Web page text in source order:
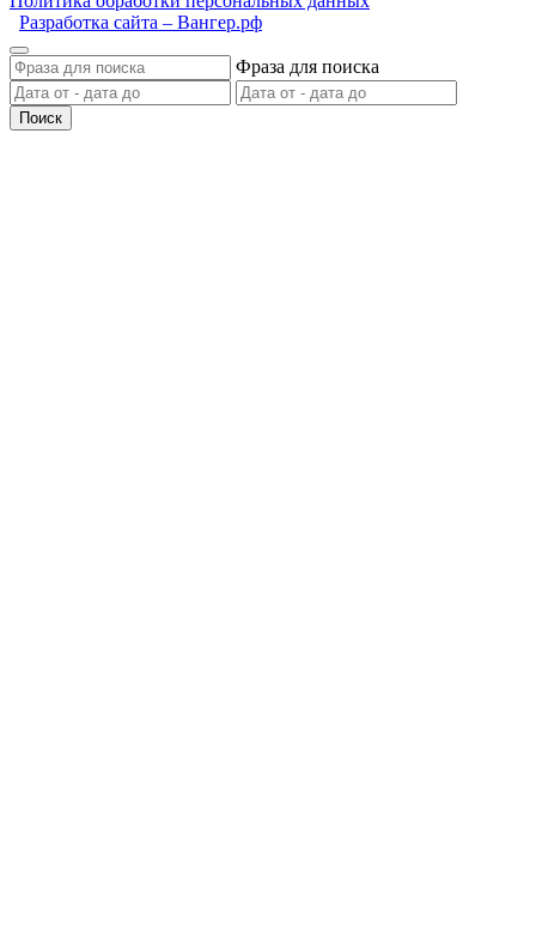
Разработка сайта – Вангер.рф
Фраза для поиска
Поиск